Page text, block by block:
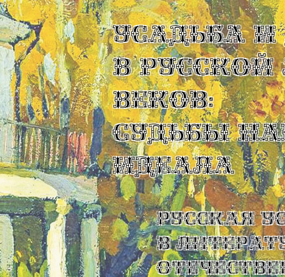
УСАДЬБА
В РУССКОЙ
ВЕКОВ:
СУДЬБЫ
ИДЕАЛА
Русская
в